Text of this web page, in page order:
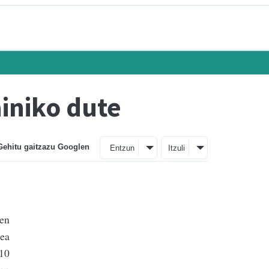
dute
gaitzazu Googlen Entzun Itzuli